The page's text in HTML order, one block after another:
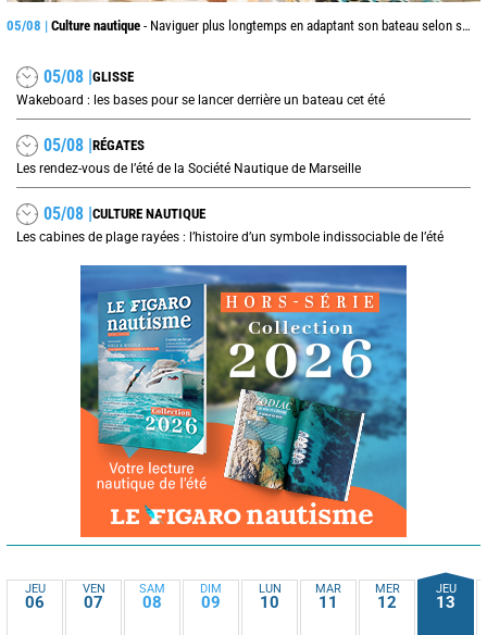
05/08 | Culture nautique - Naviguer plus longtemps en adaptant son bateau selon son âge
05/08 |GLISSE
Wakeboard : les bases pour se lancer derrière un bateau cet été
05/08 |RÉGATES
Les rendez-vous de l’été de la Société Nautique de Marseille
05/08 |CULTURE NAUTIQUE
Les cabines de plage rayées : l’histoire d’un symbole indissociable de l’été
JEU
06
VEN
07
SAM
08
DIM
09
LUN
10
MAR
11
MER
12
JEU
13